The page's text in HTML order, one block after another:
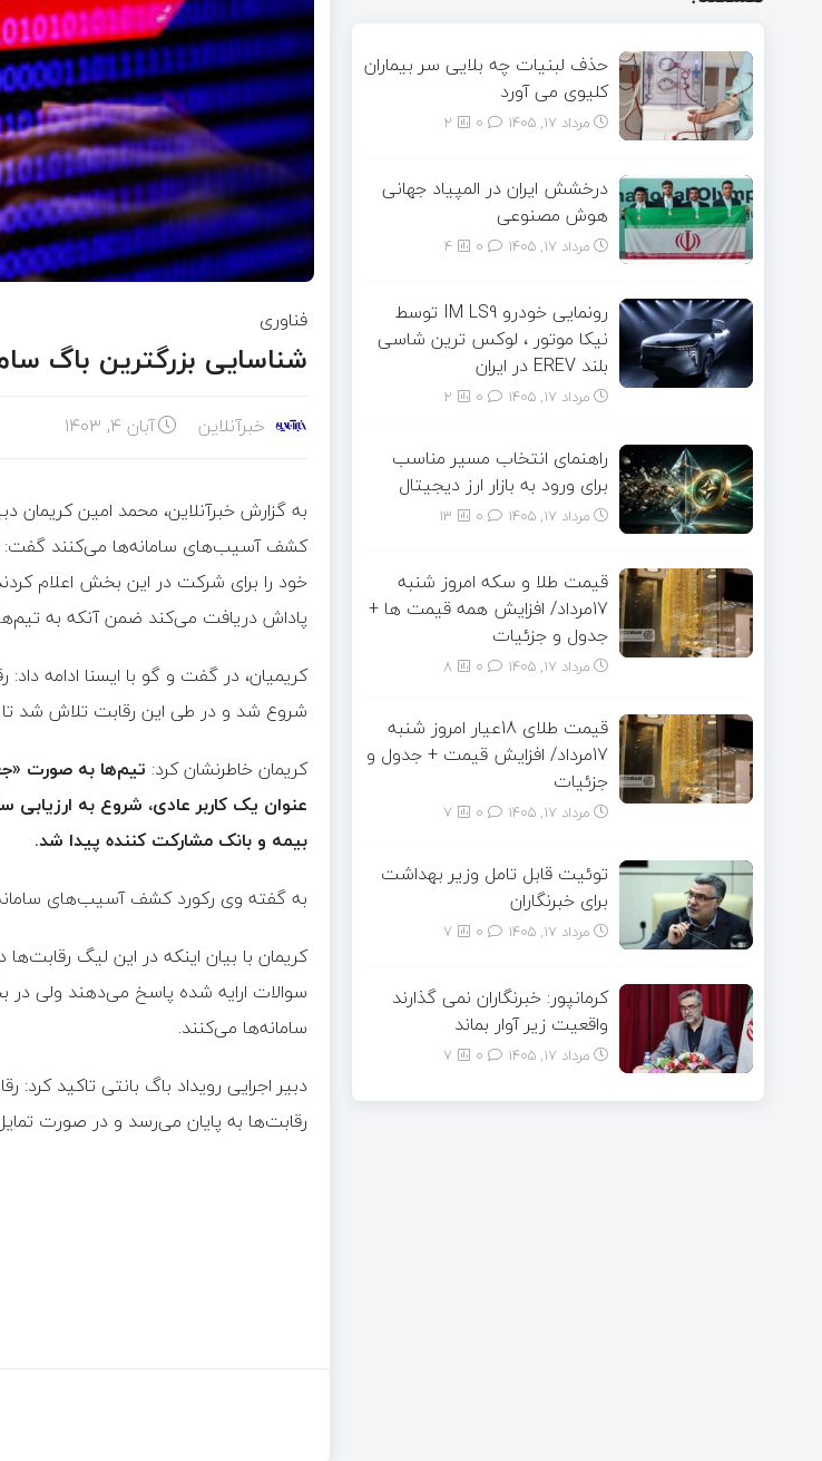
فناوری
شناسایی بزرگترین باگ
خبرآنلاین آبان ۴, ۱۴۰۳
به گزارش خبرآنلاین، محمد امین کریمان
کشف آسیب‌های سامانه‌ها می‌کنند گفت:
خود را برای شرکت در این بخش اعلام
پاداش دریافت می‌کند ضمن آنکه به
کریمیان، در گفت و گو با ایسنا ادامه
شروع شد و در طی این رقابت تلاش شد
کریمان خاطرنشان کرد:
عنوان یک کاربر عادی، شروع به
بیمه و بانک مشارکت کننده پیدا شد.
به گفته وی رکورد کشف آسیب‌های سامانه‌های بیمه
سوالات ارایه شده پاسخ می‌دهند ولی
سامانه‌ها می‌کنند.
رقابت‌ها به پایان می‌رسد و در صورت
حذف لبنیات چه بلایی سر بیماران
کلیوی می آورد
مرداد ۱۷, ۱۴۰۵ 2
درخشش ایران در المپیاد جهانی
هوش مصنوعی
مرداد ۱۷, ۱۴۰۵ 4
رونمایی خودرو IM LS9 توسط
نیکا موتور ، لوکس ترین شاسی
بلند EREV در ایران
مرداد ۱۷, ۱۴۰۵ 2
راهنمای انتخاب مسیر مناسب
برای ورود به بازار ارز دیجیتال
مرداد ۱۷, ۱۴۰۵ 13
قیمت طلا و سکه امروز شنبه
17مرداد/ افزایش همه قیمت ها +
جدول و جزئیات
مرداد ۱۷, ۱۴۰۵ 8
قیمت طلای 18عیار امروز شنبه
17مرداد/ افزایش قیمت + جدول و
جزئیات
مرداد ۱۷, ۱۴۰۵ 7
توئیت قابل تامل وزیر بهداشت
برای خبرنگاران
مرداد ۱۷, ۱۴۰۵ 7
کرمانپور: خبرنگاران نمی گذارند
واقعیت زیر آوار بماند
مرداد ۱۷, ۱۴۰۵ 7